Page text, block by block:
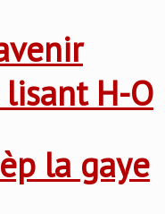
H-O
la gaye